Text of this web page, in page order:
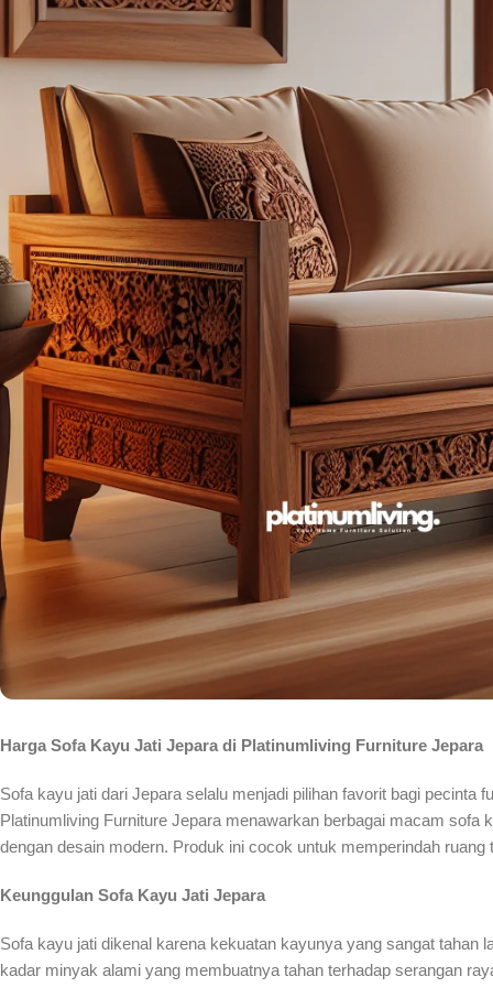
Harga Sofa Kayu Jati Jepara di Platinumliving Furniture Jepara
Sofa kayu jati dari Jepara selalu menjadi pilihan favorit bagi pecinta
Platinumliving Furniture Jepara menawarkan berbagai macam
dengan desain modern. Produk ini cocok untuk memperindah
Keunggulan Sofa Kayu Jati Jepara
Sofa kayu jati dikenal karena kekuatan kayunya yang sangat
kadar minyak alami yang membuatnya tahan terhadap serangan